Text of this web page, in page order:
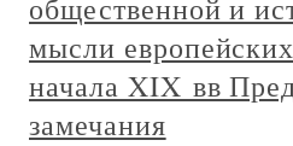
общественной и
мысли
начала XIX вв
замечания